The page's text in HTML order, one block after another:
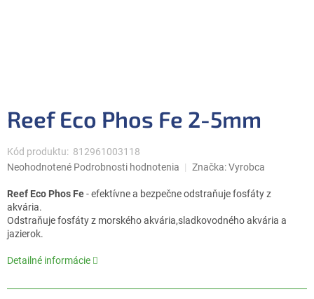
Reef Eco Phos Fe 2-5mm
Kód produktu: 812961003118
Priemerné
produktu
je
0,0
z
hviezdičiek.
Neohodnotené Podrobnosti hodnotenia Značka:Vyrobca
Reef Eco Phos Fe- efektívne a bezpečne odstraňuje fosfáty z
akvária.
Odstraňuje fosfáty z morského akvária,sladkovodného akvária a
jazierok.
Detailné informácie